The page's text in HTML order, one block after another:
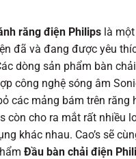
răng điện Philips là
đã và đang được yêu
dòng sản phẩm bàn
công nghệ sóng âm
các mảng bám trên răng
còn cho ra mắt rất nhiều
khác nhau. Cao’s sẽ
Đầu bàn chải điện